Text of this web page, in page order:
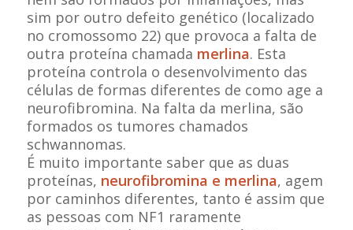
sim por outro defeito genético (localizado
no cromossomo 22) que provoca a falta de
outra proteína chamada merlina. Esta
proteína controla o desenvolvimento das
células de formas diferentes de como age a
neurofibromina. Na falta da merlina, são
formados os tumores chamados
schwannomas.
É muito importante saber que as duas
proteínas, neurofibromina e merlina, agem
por caminhos diferentes, tanto é assim que
as pessoas com NF1 raramente